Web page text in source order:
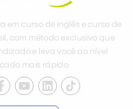
em curso de inglês e curso de
com método exclusivo que
e leva você ao nível
mais rápido.